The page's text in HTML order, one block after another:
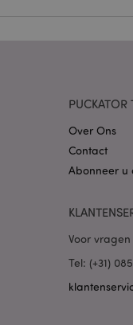
PUCKATOR
Over Ons
Contact
Abonneer u
Voor
Tel: (+31)
X-Magento-Vary
PHPSESSID